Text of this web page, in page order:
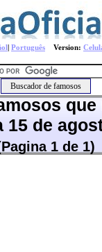
| Português Version:
15 de
1 de 1)